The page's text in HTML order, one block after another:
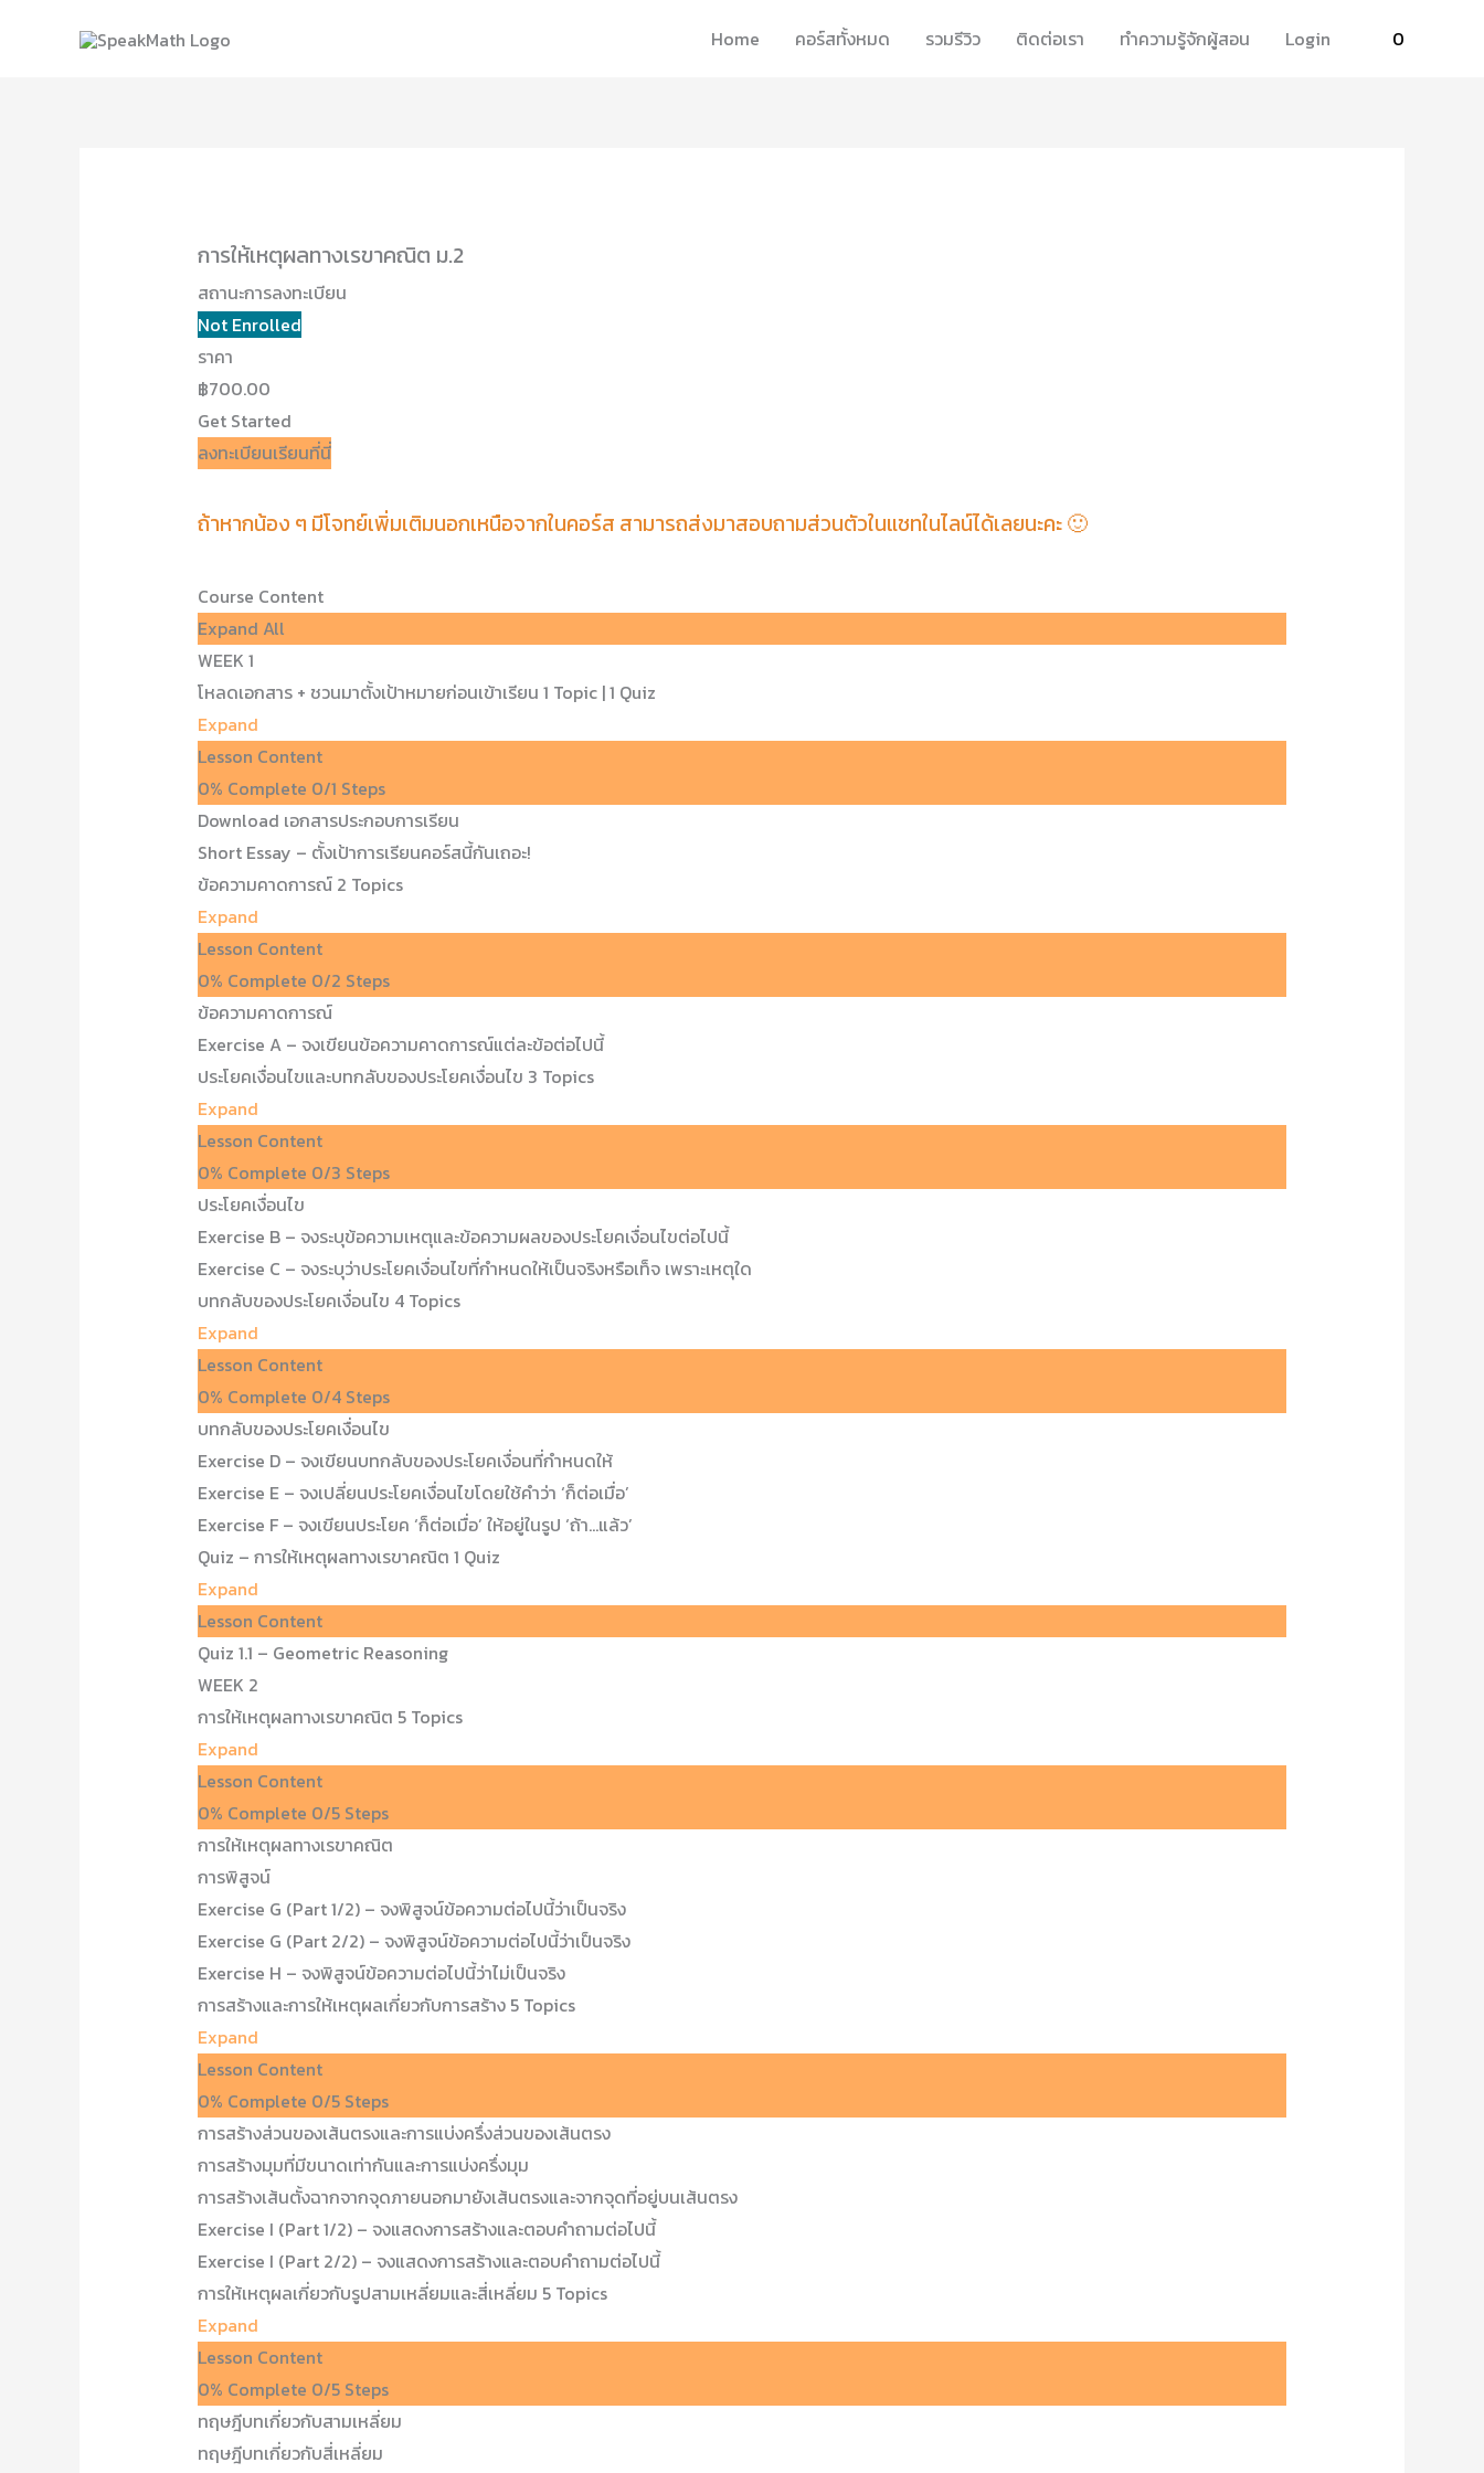
Home คอร์สทั้งหมด รวมรีวิว ติดต่อเรา ทำความรู้จักผู้สอน Login 0
การให้เหตุผลทางเรขาคณิต ม.2
สถานะการลงทะเบียน
Not Enrolled
ราคา
฿700.00
Get Started
ลงทะเบียนเรียนที่นี่
ถ้าหากน้อง ๆ มีโจทย์เพิ่มเติมนอกเหนือจากในคอร์ส สามารถส่งมาสอบถามส่วนตัวในแชทในไลน์ได้เลยนะคะ 🙂
Course Content
Expand All
WEEK 1
โหลดเอกสาร + ชวนมาตั้งเป้าหมายก่อนเข้าเรียน 1 Topic |1 Quiz
Expand
Lesson Content
0% Complete 0/1 Steps
Download เอกสารประกอบการเรียน
Short Essay – ตั้งเป้าการเรียนคอร์สนี้กันเถอะ!
ข้อความคาดการณ์ 2 Topics
Expand
Lesson Content
0% Complete 0/2 Steps
ข้อความคาดการณ์
Exercise A – จงเขียนข้อความคาดการณ์แต่ละข้อต่อไปนี้
ประโยคเงื่อนไขและบทกลับของประโยคเงื่อนไข 3 Topics
Expand
Lesson Content
0% Complete 0/3 Steps
ประโยคเงื่อนไข
Exercise B – จงระบุข้อความเหตุและข้อความผลของประโยคเงื่อนไขต่อไปนี้
Exercise C – จงระบุว่าประโยคเงื่อนไขที่กำหนดให้เป็นจริงหรือเท็จ เพราะเหตุใด
บทกลับของประโยคเงื่อนไข 4 Topics
Expand
Lesson Content
0% Complete 0/4 Steps
บทกลับของประโยคเงื่อนไข
Exercise D – จงเขียนบทกลับของประโยคเงื่อนที่กำหนดให้
Exercise E – จงเปลี่ยนประโยคเงื่อนไขโดยใช้คำว่า ‘ก็ต่อเมื่อ’
Exercise F – จงเขียนประโยค ‘ก็ต่อเมื่อ’ ให้อยู่ในรูป ‘ถ้า…แล้ว’
Quiz – การให้เหตุผลทางเรขาคณิต 1 Quiz
Expand
Lesson Content
Quiz 1.1 – Geometric Reasoning
WEEK 2
การให้เหตุผลทางเรขาคณิต 5 Topics
Expand
Lesson Content
0% Complete 0/5 Steps
การให้เหตุผลทางเรขาคณิต
การพิสูจน์
Exercise G (Part 1/2) – จงพิสูจน์ข้อความต่อไปนี้ว่าเป็นจริง
Exercise G (Part 2/2) – จงพิสูจน์ข้อความต่อไปนี้ว่าเป็นจริง
Exercise H – จงพิสูจน์ข้อความต่อไปนี้ว่าไม่เป็นจริง
การสร้างและการให้เหตุผลเกี่ยวกับการสร้าง 5 Topics
Expand
Lesson Content
0% Complete 0/5 Steps
การสร้างส่วนของเส้นตรงและการแบ่งครึ่งส่วนของเส้นตรง
การสร้างมุมที่มีขนาดเท่ากันและการแบ่งครึ่งมุม
การสร้างเส้นตั้งฉากจากจุดภายนอกมายังเส้นตรงและจากจุดที่อยู่บนเส้นตรง
Exercise I (Part 1/2) – จงแสดงการสร้างและตอบคำถามต่อไปนี้
Exercise I (Part 2/2) – จงแสดงการสร้างและตอบคำถามต่อไปนี้
การให้เหตุผลเกี่ยวกับรูปสามเหลี่ยมและสี่เหลี่ยม 5 Topics
Expand
Lesson Content
0% Complete 0/5 Steps
ทฤษฎีบทเกี่ยวกับสามเหลี่ยม
ทฤษฎีบทเกี่ยวกับสี่เหลี่ยม